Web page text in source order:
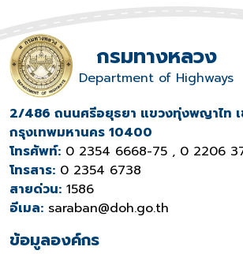
กรมทางหลวง
Department of Highways
2/486 ถนนศรีอยุธยา แขวงทุ่งพญาไท เ
กรุงเทพมหานคร 10400
โทรศัพท์: 0 2354 6668-75 , 0 2206
โทรสาร: 0 2354 6738
สายด่วน: 1586
อีเมล: saraban@doh.go.th
ข้อมูลองค์กร